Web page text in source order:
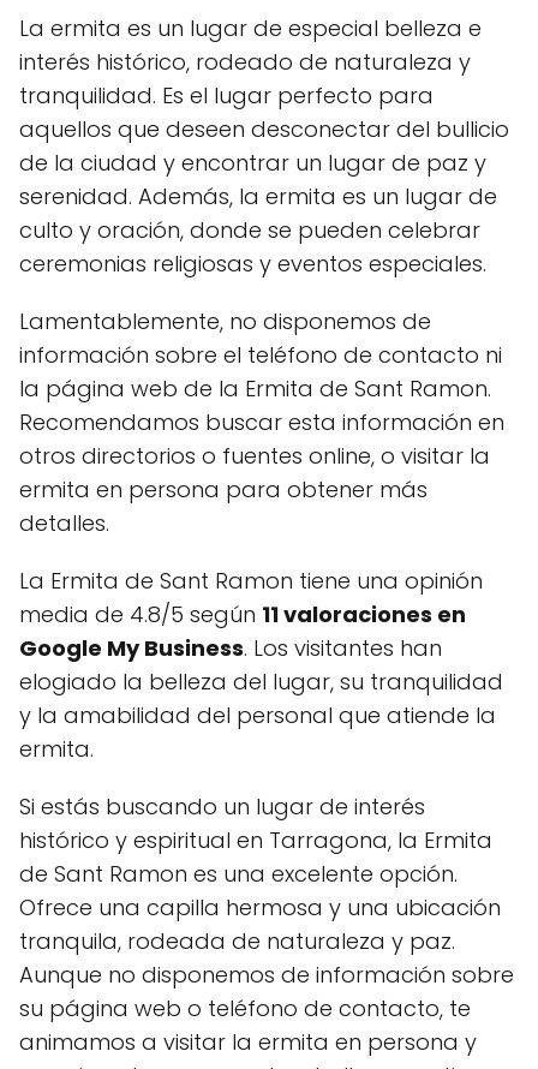
La ermita es un lugar de especial belleza e
interés histórico, rodeado de naturaleza y
tranquilidad. Es el lugar perfecto para
aquellos que deseen desconectar del bullicio
de la ciudad y encontrar un lugar de paz y
serenidad. Además, la ermita es un lugar de
culto y oración, donde se pueden celebrar
ceremonias religiosas y eventos especiales.
Lamentablemente, no disponemos de
información sobre el teléfono de contacto ni
la página web de la Ermita de Sant Ramon.
Recomendamos buscar esta información en
otros directorios o fuentes online, o visitar la
ermita en persona para obtener más
detalles.
La Ermita de Sant Ramon tiene una opinión
media de 4.8/5 según 11 valoraciones en
Google My Business. Los visitantes han
elogiado la belleza del lugar, su tranquilidad
y la amabilidad del personal que atiende la
ermita.
Si estás buscando un lugar de interés
histórico y espiritual en Tarragona, la Ermita
de Sant Ramon es una excelente opción.
Ofrece una capilla hermosa y una ubicación
tranquila, rodeada de naturaleza y paz.
Aunque no disponemos de información sobre
su página web o teléfono de contacto, te
animamos a visitar la ermita en persona y